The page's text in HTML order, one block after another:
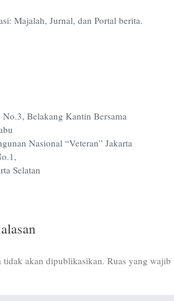
Majalah, Jurnal, dan Portal berita.
Belakang Kantin Bersama
Nasional “Veteran” Jakarta
Selatan
akan dipublikasikan. Ruas yang wajib